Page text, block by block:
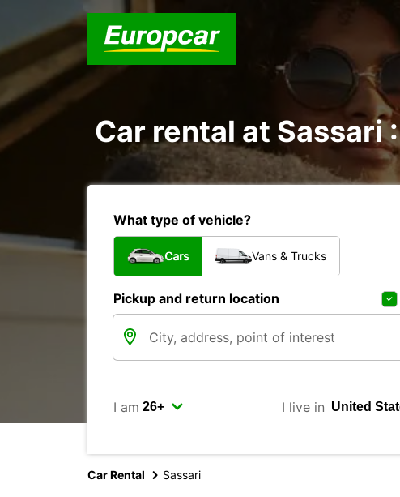
Car rental at Sassari
What type of vehicle?
Cars Vans & Trucks
Pickup and return location
I am I live in
Car Rental Sassari